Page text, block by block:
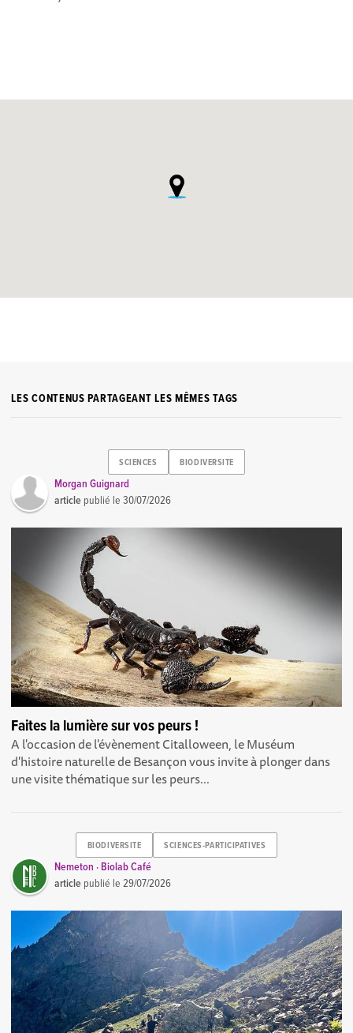
LES CONTENUS PARTAGEANT LES MÊMES TAGS
SCIENCES BIODIVERSITE
Morgan Guignard
article publié le30/07/2026
Faites la lumière sur vos peurs !
A l'occasion de l'évènement Citalloween, le Muséum
d'histoire naturelle de Besançon vous invite à plonger dans
une visite thématique sur les peurs...
BIODIVERSITE SCIENCES-PARTICIPATIVES
Nemeton · Biolab Café
article publié le29/07/2026